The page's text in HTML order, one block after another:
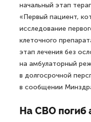
начальный этап
«Первый пациент,
исследование
клеточного
этап лечения без
на амбулаторный
в долгосрочной
в сообщении
На СВО погиб